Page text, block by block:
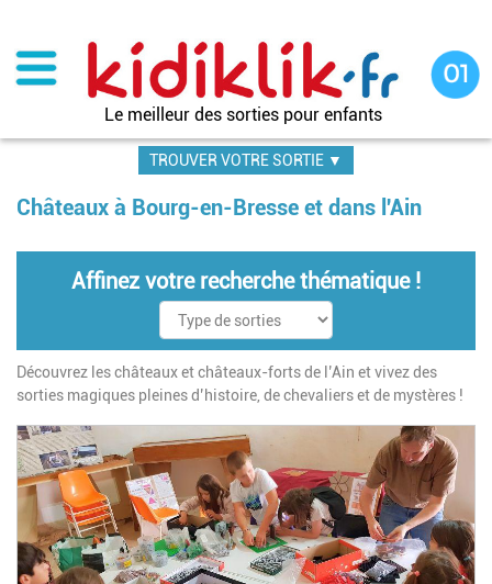
contenu
principal
Le meilleur des sorties pour enfants
TROUVER VOTRE SORTIE ▼
Châteaux à Bourg-en-Bresse et dans l'Ain
Affinez votre recherche thématique !
Découvrez les châteaux et châteaux-forts de l’Ain et vivez des
sorties magiques pleines d’histoire, de chevaliers et de mystères !